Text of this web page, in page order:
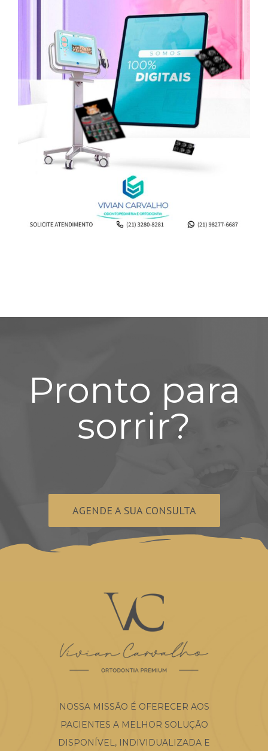
Pronto para
sorrir?
AGENDE A SUA CONSULTA
NOSSA MISSÃO É OFERECER AOS
PACIENTES A MELHOR SOLUÇÃO
DISPONÍVEL, INDIVIDUALIZADA E